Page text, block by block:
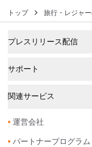
トップ 旅行・レジャ
プレスリリース配信
サポート
関連サービス
• 運営会社
• パートナープログラム